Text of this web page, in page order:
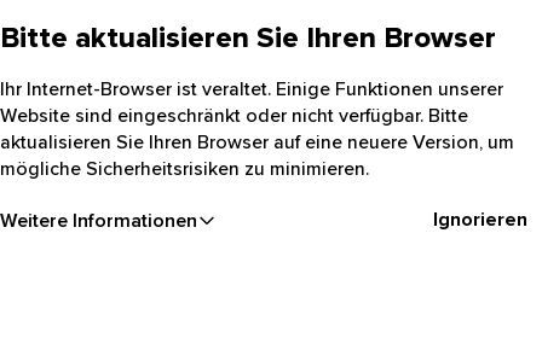
Bitte aktualisieren Sie Ihren Browser
Ihr Internet-Browser ist veraltet. Einige Funktionen unserer
Website sind eingeschränkt oder nicht verfügbar. Bitte
aktualisieren Sie Ihren Browser auf eine neuere Version, um
mögliche Sicherheitsrisiken zu minimieren.
Weitere Informationen Ignorieren